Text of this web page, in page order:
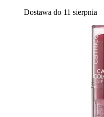
Dostawa do 11 sierpnia